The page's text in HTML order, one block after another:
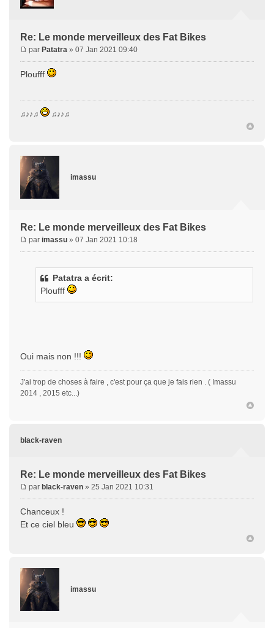
Re: Le monde merveilleux des Fat Bikes
par Patatra » 07 Jan 2021 09:40
Ploufff
♫♪♪♫ ♫♪♪♫
imassu
Re: Le monde merveilleux des Fat Bikes
par imassu » 07 Jan 2021 10:18
Patatra a écrit:
Ploufff
Oui mais non !!!
J'ai trop de choses à faire , c'est pour ça que je fais rien . ( Imassu
2014 , 2015 etc...)
black-raven
Re: Le monde merveilleux des Fat Bikes
par black-raven » 25 Jan 2021 10:31
Chanceux !
Et ce ciel bleu
imassu